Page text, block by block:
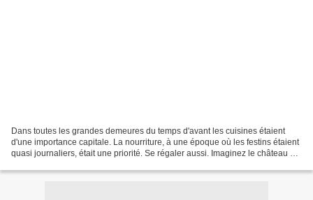
Dans toutes les grandes demeures du temps d'avant les cuisines étaient
d'une importance capitale. La nourriture, à une époque où les festins étaient
quasi journaliers, était une priorité. Se régaler aussi. Imaginez le château de